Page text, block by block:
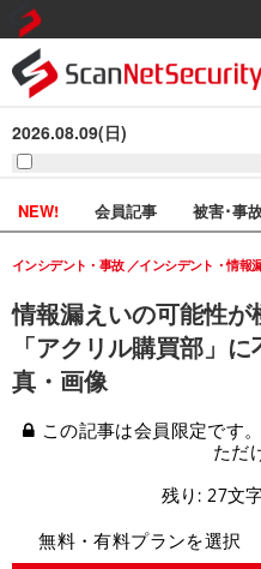
2026.08.09(日)
NEW! 会員記事 被害･事
情報漏えいの可能性
「アクリル購買部」
真・画像
インシデント・事故 インシデント・情報
この記事は会員限定です
ただ
残り: 27文
無料・有料プランを選択